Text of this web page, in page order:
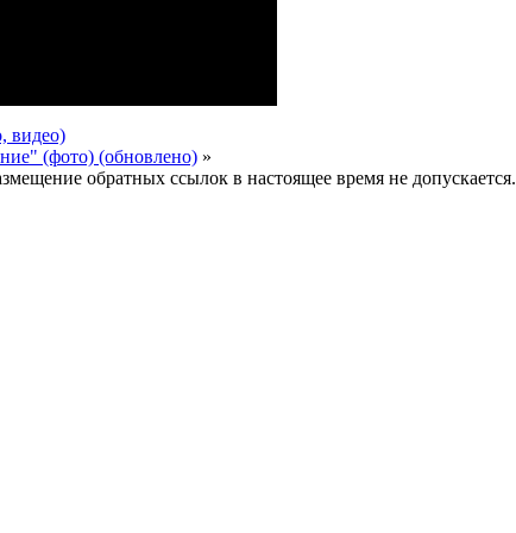
видео)
(фото) (обновлено) »
обратных ссылок в настоящее время не допускается.